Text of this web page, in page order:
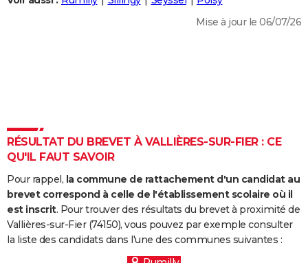
DICTIONNAIRE
Dictionnaire
Biographies
Citations
Expressions
Proverbes
PROGRAMME TV
COPAINS D'AVANT
S'inscrire
Se connecter
Lycées
Collèges
Primaires
Universités
Entreprises
Service militaire
Avis de recherche
AVIS DE DÉCÈS
FORUM
Mise à jour le 06/07/26
RÉSULTAT DU BREVET À VALLIÈRES-SUR-FIER : CE
QU'IL FAUT SAVOIR
Pour rappel, la commune de rattachement d'un candidat au
brevet correspond à celle de l'établissement scolaire où il
est inscrit. Pour trouver des résultats du brevet à proximité de
Vallières-sur-Fier (74150), vous pouvez par exemple consulter
la liste des candidats dans l'une des communes suivantes :